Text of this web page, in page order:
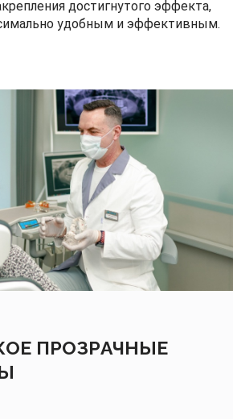
достигнутого эффекта,
удобным и эффективным.
ПРОЗРАЧНЫЕ